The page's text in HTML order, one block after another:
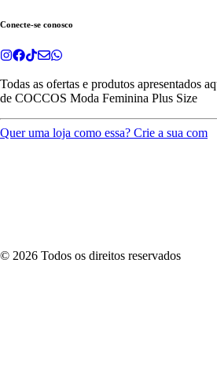
Conecte-se conosco
Todas as ofertas e produtos apresentados
de COCCOS Moda Feminina Plus Size
Quer uma loja como essa? Crie a sua com
© 2026 Todos os direitos reservados